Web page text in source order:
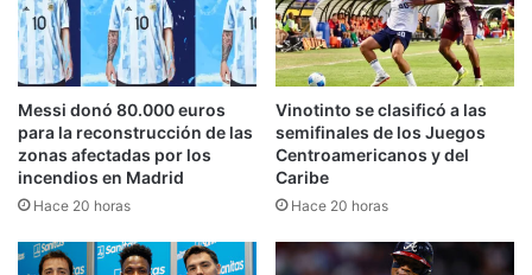
Messi donó 80.000 euros
para la reconstrucción de las
zonas afectadas por los
incendios en Madrid
Hace 20 horas
Vinotinto se clasificó a las
semifinales de los Juegos
Centroamericanos y del
Caribe
Hace 20 horas